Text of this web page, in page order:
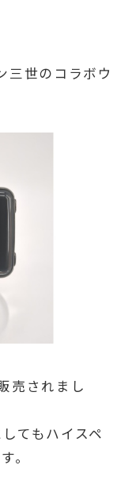
世のコラボウ
売されまし
てもハイスペ
。